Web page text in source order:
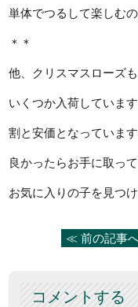
単体でつるして楽しむ
＊＊
他、クリスマスローズ
いくつか入荷していま
割と安価となっていま
良かったらお手に取って
お気に入りの子を見つ
≪ 前の記事
コメントする